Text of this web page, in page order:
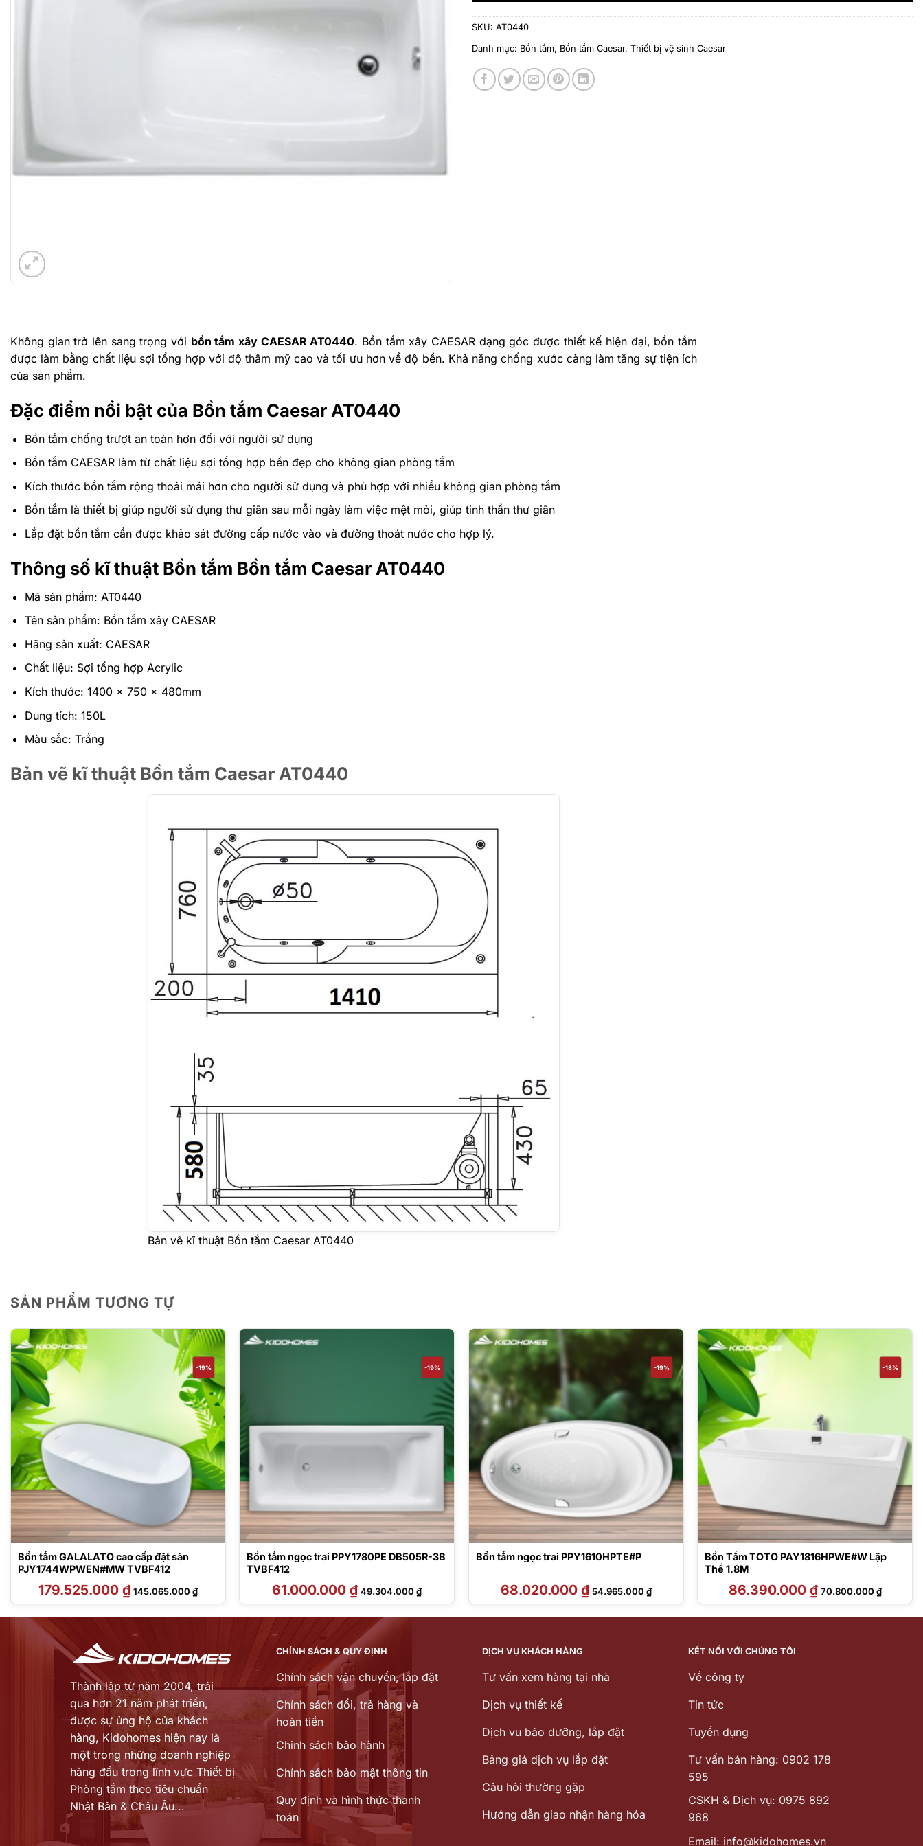
SKU: AT0440
Danh mục: Bồn tắm, Bồn tắm Caesar, Thiết bị vệ sinh Caesar
Không gian trở lên sang trọng với bồn tắm xây CAESAR AT0440. Bồn tắm xây CAESAR dạng gócđược thiết kế hiện đại, bồn tắm
được làm bằng chất liệu sợi tổng hợp với độ thâm mỹ cao và tối ưu hơn về độ bền. Khả năng chống xước càng làm tăng sự tiện ích
của sản phẩm.
Đặc điểm nổi bật của Bồn tắm Caesar AT0440
Bồn tắm chống trượt an toàn hơn đối với người sử dụng
Bồn tắm CAESAR làm từ chất liệu sợi tổng hợp bền đẹp cho không gian phòng tắm
Kích thước bồn tắm rộng thoải mái hơn cho người sử dụng và phù hợp với nhiều không gian phòng tắm
Bồn tắm là thiết bị giúp người sử dụng thư giãn sau mỗi ngày làm việc mệt mỏi, giúp tinh thần thư giãn
Lắp đặt bồn tắm cần được khảo sát đường cấp nước vào và đường thoát nước cho hợp lý.
Thông số kĩ thuật Bồn tắm Bồn tắm Caesar AT0440
Mã sản phẩm: AT0440
Tên sản phẩm: Bồn tắm xây CAESAR
Hãng sản xuất: CAESAR
Chất liệu: Sợi tổng hợp Acrylic
Kích thước: 1400 x 750 x 480mm
Dung tích: 150L
Màu sắc: Trắng
Bản vẽ kĩ thuật Bồn tắm Caesar AT0440
Bản vẽ kĩ thuật Bồn tắm Caesar AT0440
SẢN PHẨM TƯƠNG TỰ
-19%
Bồn tắm GALALATO cao cấp đặt sàn
PJY1744WPWEN#MW TVBF412
179.525.000₫ Giá
gốc
là:
145.065.000₫Giá
hiện
tại
145.065.000 ₫.
-19%
Bồn tắm ngọc trai PPY1780PE DB505R-3B
TVBF412
61.000.000₫ Giá
gốc
là:
49.304.000₫Giá
hiện
tại
49.304.000 ₫.
-19%
Bồn tắm ngọc trai PPY1610HPTE#P
68.020.000₫ Giá
gốc
là:
54.965.000₫Giá
hiện
tại
54.965.000 ₫.
-18%
Bồn Tắm TOTO PAY1816HPWE#W Lập
Thể 1.8M
86.390.000₫ Giá
gốc
là:
70.800.000₫Giá
hiện
tại
₫.
Thành lập từ năm 2004, trải
qua hơn 21 năm phát triển,
được sự ủng hộ của khách
hàng, Kidohomes hiện nay là
một trong những doanh nghiệp
hàng đầu trong lĩnh vực Thiết bị
Phòng tắm theo tiêu chuẩn
Nhật Bản & Châu Âu...
CHÍNH SÁCH & QUY ĐỊNH
Chính sách vận chuyển, lắp đặt
Chính sách đổi, trả hàng và
hoàn tiền
Chinh sách bảo hành
Chính sách bảo mật thông tin
Quy định và hình thức thanh
toán
DỊCH VỤ KHÁCH HÀNG
Tư vấn xem hàng tại nhà
Dịch vụ thiết kế
Dịch vu bảo dưỡng, lắp đặt
Bảng giá dịch vụ lắp đặt
Câu hỏi thường gặp
Hướng dẫn giao nhận hàng hóa
KẾT NỐI VỚI CHÚNG TÔI
Về công ty
Tin tức
Tuyển dụng
Tư vấn bán hàng: 0902 178
595
CSKH & Dịch vụ: 0975 892
968
Email: info@kidohomes.vn